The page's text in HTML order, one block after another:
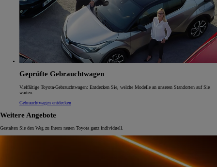
Geprüfte Gebrauchtwagen
Vielfältige Toyota-Gebrauchtwagen: Entdecken Sie, welche Modelle an unseren Standorten auf Sie
warten.
Gebrauchtwagen entdecken
Weitere Angebote
Gestalten Sie den Weg zu Ihrem neuen Toyota ganz individuell.